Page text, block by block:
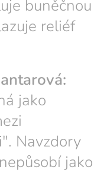
buněčnou
reliéf
jako
Navzdory
jako